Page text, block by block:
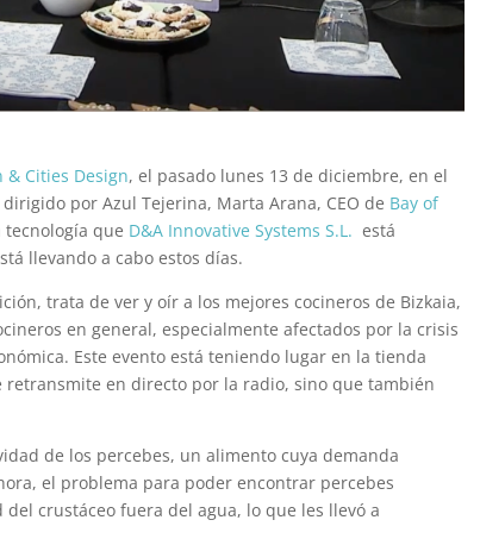
& Cities Design, el pasado lunes 13 de diciembre, en el
dirigido por Azul Tejerina, Marta Arana, CEO de Bay of
que D&A Innovative Systems S.L. está
llevando a cabo estos días.
trata de ver y oír a los mejores cocineros de Bizkaia,
en general, especialmente afectados por la crisis
Este evento está teniendo lugar en la tienda
retransmite en directo por la radio, sino que también
de los percebes, un alimento cuya demanda
el problema para poder encontrar percebes
crustáceo fuera del agua, lo que les llevó a